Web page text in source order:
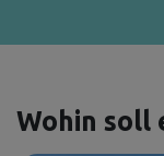
Wohin soll